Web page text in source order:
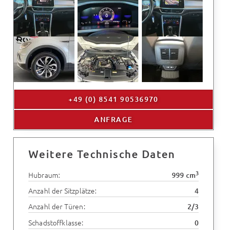
+49 (0) 8541 90536970
ANFRAGE
Weitere Technische Daten
Hubraum: 999 cm3
Anzahl der Sitzplätze: 4
Anzahl der Türen: 2/3
Schadstoffklasse: 0